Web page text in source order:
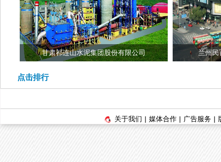
甘肃祁连山水泥集团股份有限公司 兰州
点击排行
关于我们 | 媒体合作 | 广告服务 |